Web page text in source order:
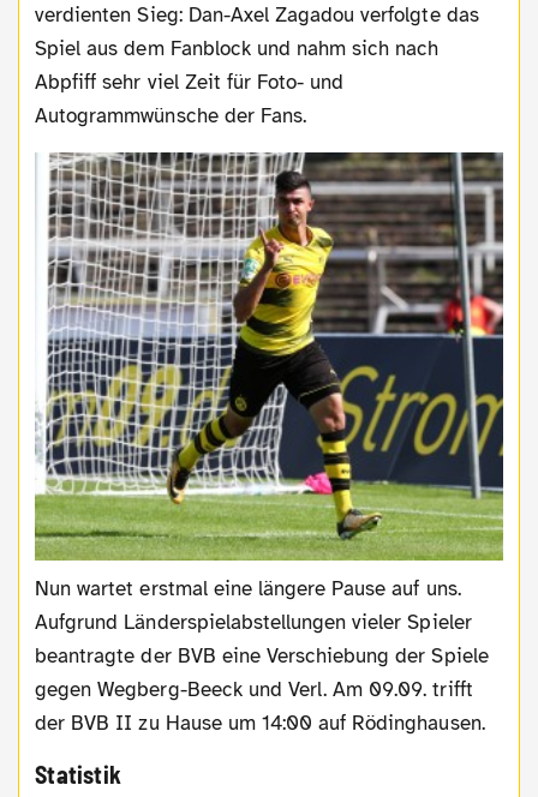
verdienten Sieg: Dan-Axel Zagadou verfolgte das
Spiel aus dem Fanblock und nahm sich nach
Abpfiff sehr viel Zeit für Foto- und
Autogrammwünsche der Fans.
Nun wartet erstmal eine längere Pause auf uns.
Aufgrund Länderspielabstellungen vieler Spieler
beantragte der BVB eine Verschiebung der Spiele
gegen Wegberg-Beeck und Verl. Am 09.09. trifft
der BVB II zu Hause um 14:00 auf Rödinghausen.
Statistik